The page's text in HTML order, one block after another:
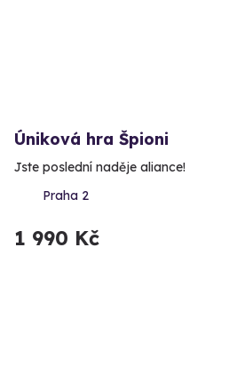
Úniková hra Špioni
Jste poslední naděje aliance!
Praha 2
1 990 Kč